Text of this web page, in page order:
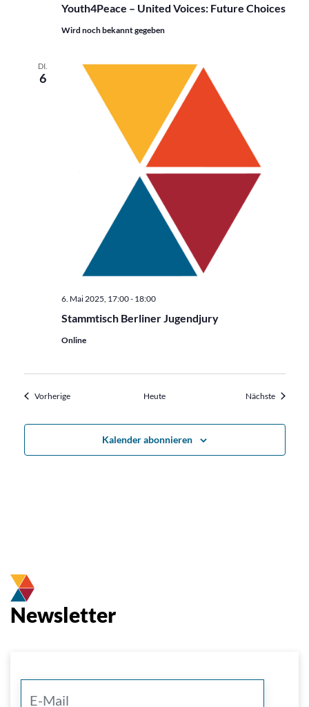
Youth4Peace – United Voices: Future Choices
Wird noch bekannt gegeben
DI.
6
Stammtisch Berliner Jugendjury
6. Mai 2025, 17:00- 18:00
Online
VorherigeVeranstaltungen Heute Nächste
Kalender abonnieren
Newsletter